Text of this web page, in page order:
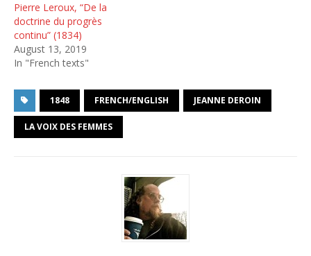
Pierre Leroux, “De la
doctrine du progrès
continu” (1834)
August 13, 2019
In "French texts"
1848 FRENCH/ENGLISH JEANNE DEROIN
LA VOIX DES FEMMES